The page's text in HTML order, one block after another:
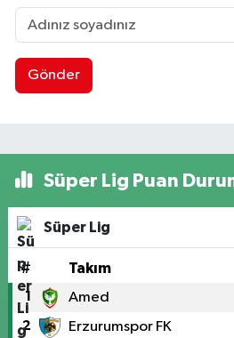
Gönder
Süper Lig Puan
Süper Lig
# Takım
1 Amed
2 Erzurumspor FK